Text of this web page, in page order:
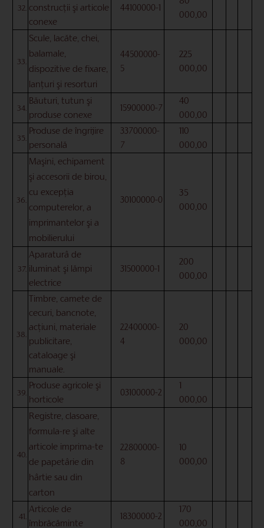
32. construcţii şi articole
conexe
44100000-1
000,00
33.
Scule, lacăte, chei,
balamale,
dispozitive de fixare,
lanţuri şi resorturi
44500000-
5
225
000,00
34.
Băuturi, tutun şi
produse conexe
15900000-7
40
000,00
35.
Produse de îngrijire
personală
33700000-
7
110
000,00
36.
Maşini, echipament
şi accesorii de birou,
cu excepţia
computerelor, a
imprimantelor şi a
mobilierului
30100000-0
35
000,00
37.
Aparaturâ de
iluminat şi lămpi
electrice
31500000-1
200
000,00
38.
Timbre, camete de
cecuri, bancnote,
acţiuni, materiale
publicitare,
cataloage şi
manuale.
22400000-
4
20
000,00
39.
Produse agricole şi
horticole
03100000-2
1
000,00
40.
Registre, clasoare,
formula-re şi alte
articole imprima-te
de papetârie din
hârtie sau din
carton
22800000-
8
10
000,00
41.
Articole de
îmbrăcăminte
18300000-2
170
000,00